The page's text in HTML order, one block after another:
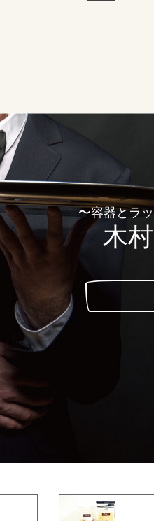
〜容器とラ
木